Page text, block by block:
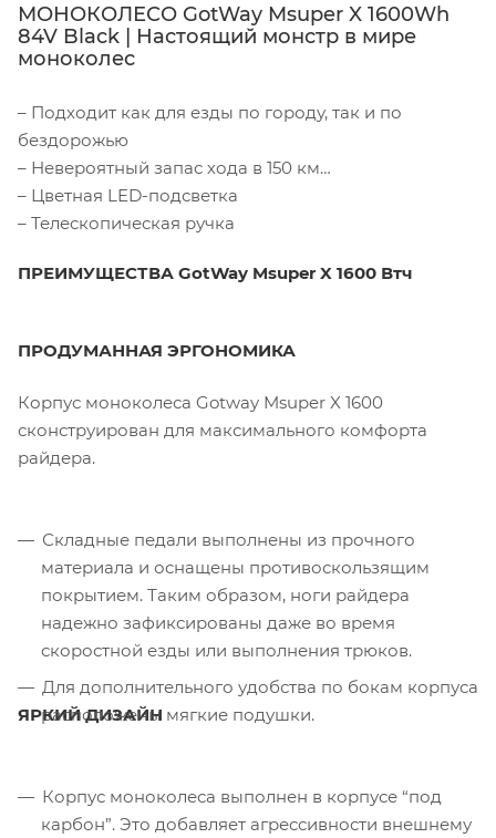
МОНОКОЛЕСО GotWay Msuper X 1600Wh
84V Black | Настоящий монстр в мире
моноколес
– Подходит как для езды по городу, так и по
бездорожью
– Невероятный запас хода в 150 км
– Цветная LED-подсветка
– Телескопическая ручка
ПРЕИМУЩЕСТВА GotWay Msuper X 1600 Втч
ПРОДУМАННАЯ ЭРГОНОМИКА
Корпус моноколеса Gotway Msuper X 1600
сконструирован для максимального комфорта
райдера.
Складные педали выполнены из прочного
материала и оснащены противоскользящим
покрытием. Таким образом, ноги райдера
надежно зафиксированы даже во время
скоростной езды или выполнения трюков.
Для дополнительного удобства по бокам корпуса
расположены мягкие подушки.
ЯРКИЙ ДИЗАЙН
Корпус моноколеса выполнен в корпусе “под
карбон”. Это добавляет агрессивности внешнему